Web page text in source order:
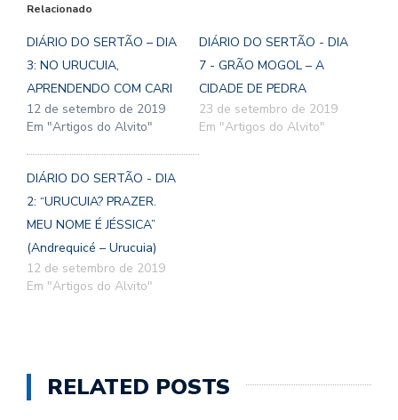
Relacionado
DIÁRIO DO SERTÃO – DIA
3: NO URUCUIA,
APRENDENDO COM CARI
12 de setembro de 2019
Em "Artigos do Alvito"
DIÁRIO DO SERTÃO - DIA
7 - GRÃO MOGOL – A
CIDADE DE PEDRA
23 de setembro de 2019
Em "Artigos do Alvito"
DIÁRIO DO SERTÃO - DIA
2: “URUCUIA? PRAZER.
MEU NOME É JÉSSICA”
(Andrequicé – Urucuia)
12 de setembro de 2019
Em "Artigos do Alvito"
RELATED POSTS